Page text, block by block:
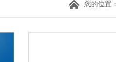
您的位置：